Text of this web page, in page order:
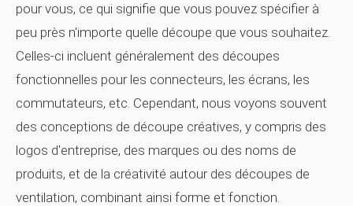
pour vous, ce qui signifie que vous pouvez spécifier à
peu près n'importe quelle découpe que vous souhaitez.
Celles-ci incluent généralement des découpes
fonctionnelles pour les connecteurs, les écrans, les
commutateurs, etc. Cependant, nous voyons souvent
des conceptions de découpe créatives, y compris des
logos d'entreprise, des marques ou des noms de
produits, et de la créativité autour des découpes de
ventilation, combinant ainsi forme et fonction.